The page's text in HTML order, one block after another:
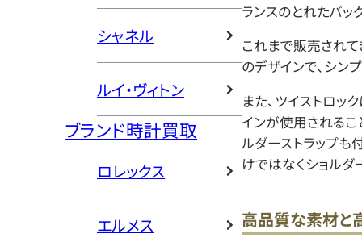
シャネル
ルイ・ヴィトン
ブランド時計買取
ロレックス
エルメス
ランスのとれたバッ
これまで販売され
のデザインで、シン
また、ツイストロッ
インが使用されるこ
ルダーストラップも
けではなくショルダ
高品質な素材と